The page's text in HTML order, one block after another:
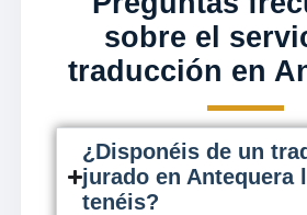
sobre el
traducción en
¿Disponéis de un
jurado en Antequera
tenéis?